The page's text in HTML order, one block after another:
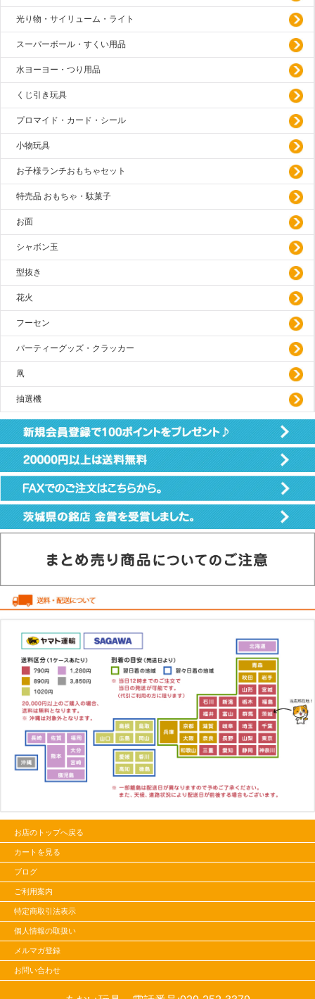
光り物・サイリューム・ライト
スーパーボール・すくい用品
水ヨーヨー・つり用品
くじ引き玩具
プロマイド・カード・シール
小物玩具
お子様ランチおもちゃセット
特売品 おもちゃ・駄菓子
お面
シャボン玉
型抜き
花火
フーセン
パーティーグッズ・クラッカー
凧
抽選機
お店のトップへ戻る
カートを見る
ブログ
ご利用案内
特定商取引法表示
個人情報の取扱い
メルマガ登録
お問い合わせ